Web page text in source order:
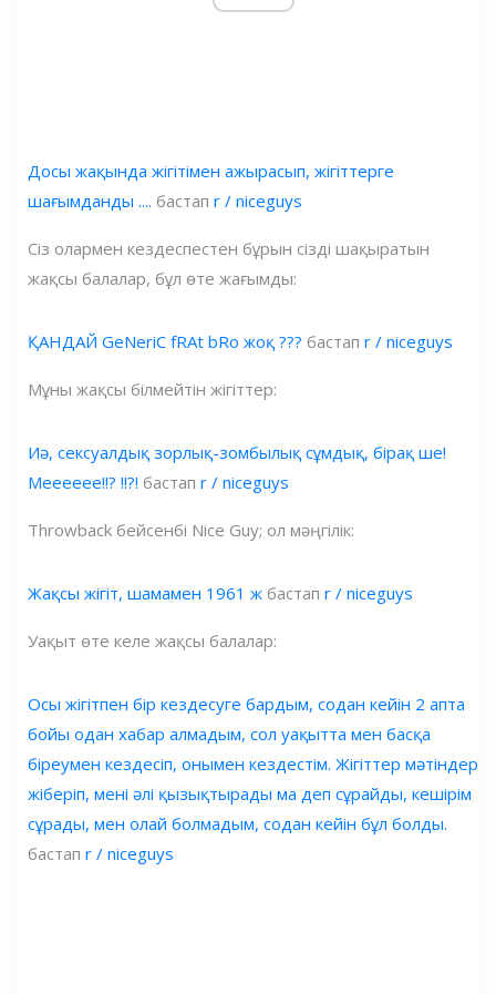
Досы жақында жігітімен ажырасып, жігіттерге
шағымданды .... бастап r / niceguys
Сіз олармен кездеспестен бұрын сізді шақыратын
жақсы балалар, бұл өте жағымды:
ҚАНДАЙ GeNeriC fRAt bRo жоқ ??? бастап r / niceguys
Мұны жақсы білмейтін жігіттер:
Иә, сексуалдық зорлық-зомбылық сұмдық, бірақ ше!
Мееееее!!? !!?! бастап r / niceguys
Throwback бейсенбі Nice Guy; ол мәңгілік:
Жақсы жігіт, шамамен 1961 ж бастап r / niceguys
Уақыт өте келе жақсы балалар:
Осы жігітпен бір кездесуге бардым, содан кейін 2 апта
бойы одан хабар алмадым, сол уақытта мен басқа
біреумен кездесіп, онымен кездестім. Жігіттер мәтіндер
жіберіп, мені әлі қызықтырады ма деп сұрайды, кешірім
сұрады, мен олай болмадым, содан кейін бұл болды.
бастап r / niceguys